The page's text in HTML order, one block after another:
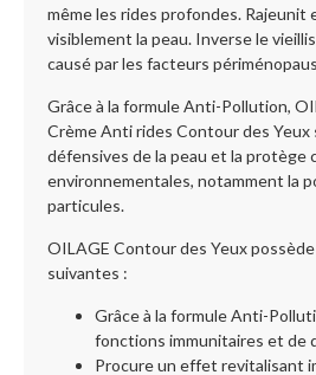
même les rides profondes. Rajeunit
visiblement la peau. Inverse le
causé par les facteurs
Grâce à la formule Anti-Pollution,
Crème Anti rides Contour des
défensives de la peau et la protège
environnementales, notamment la
particules.
OILAGE Contour des Yeux
suivantes :
Grâce à la formule Anti-
fonctions immunitaires et de
Procure un effet revitalisant